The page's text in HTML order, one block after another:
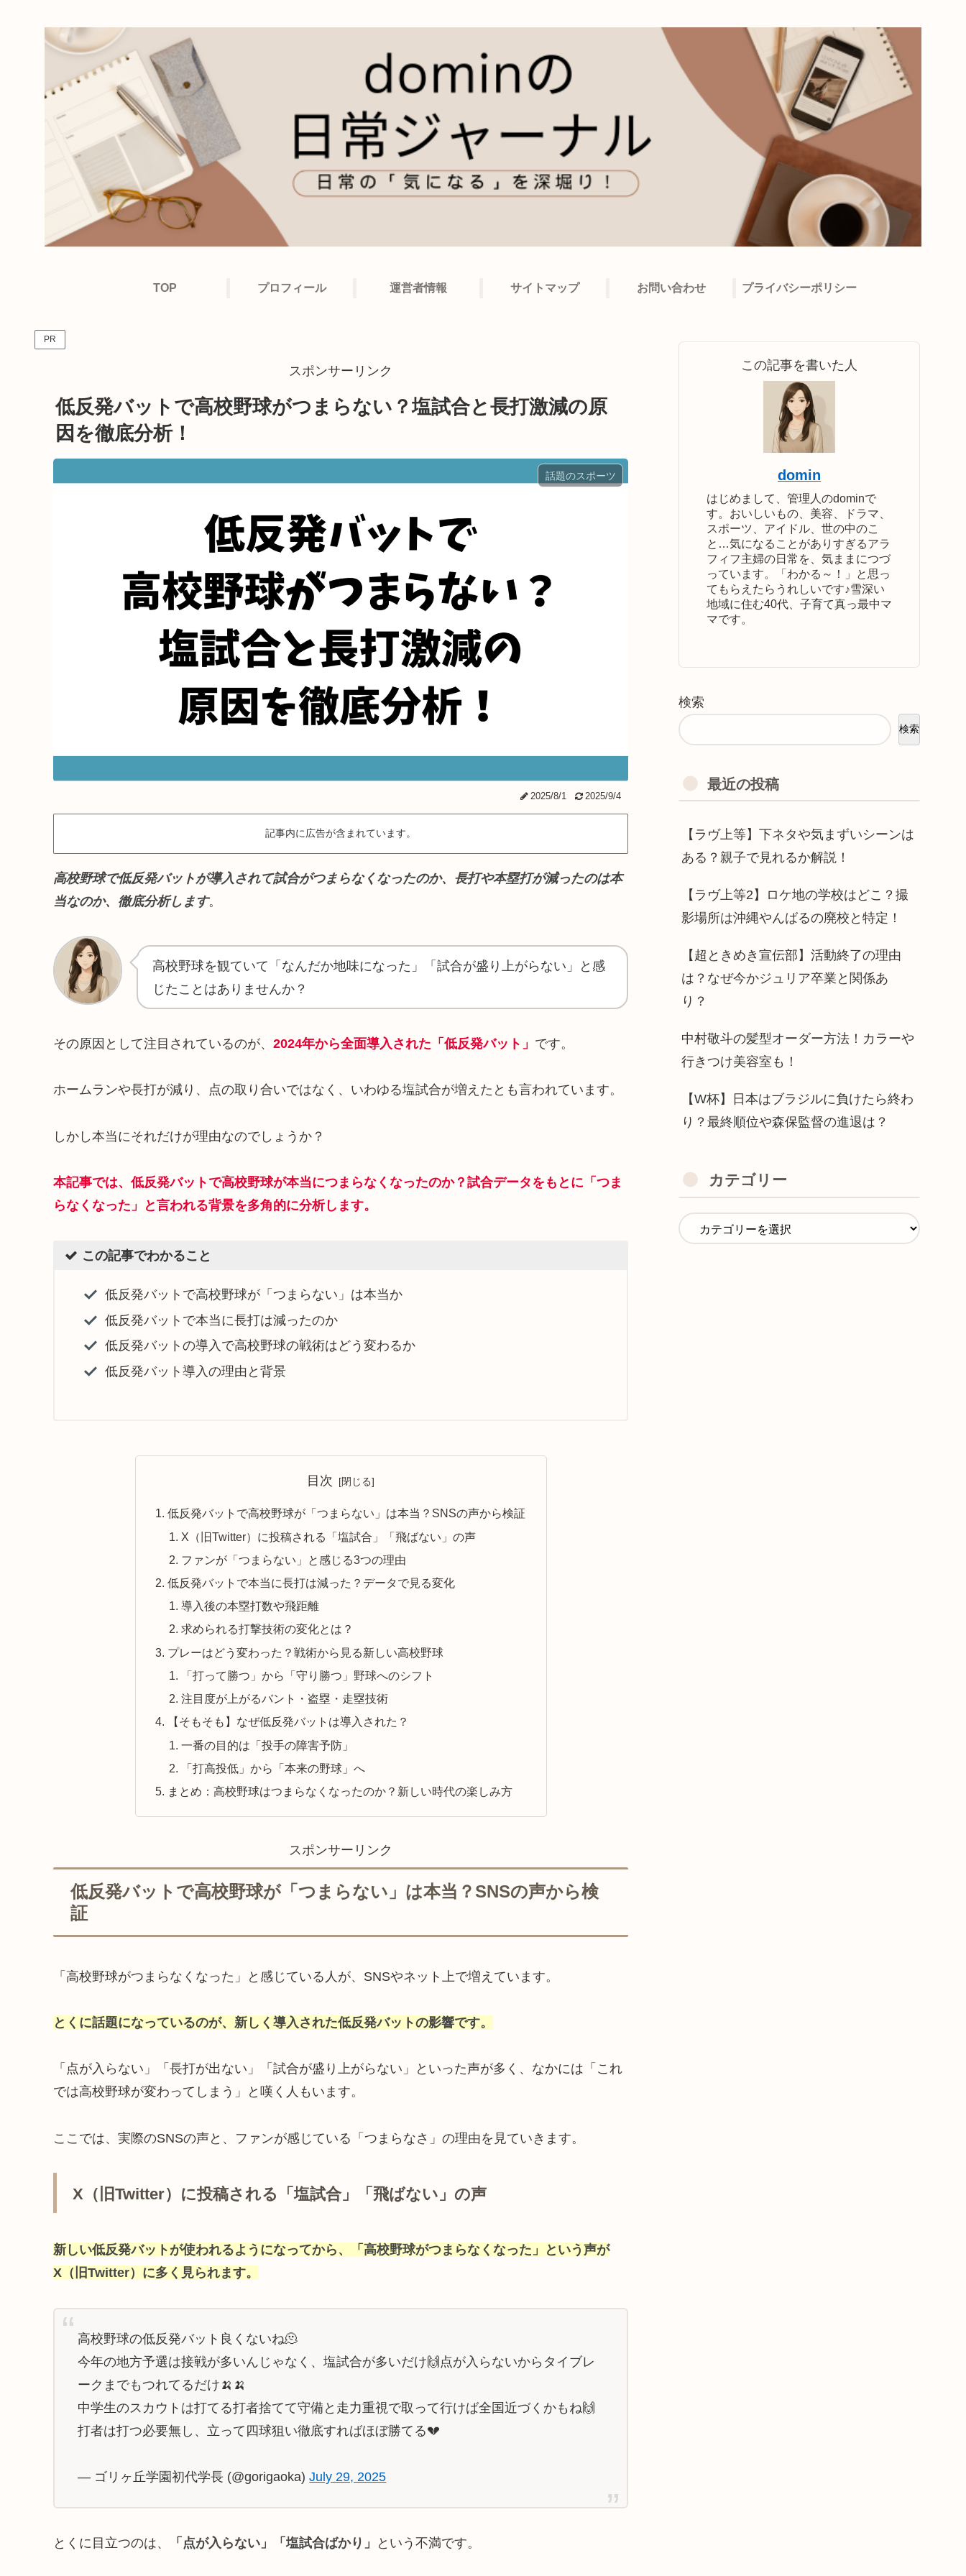
TOP プロフィール 運営者情報 サイトマップ お問い合わせ プライバシーポリシー
PR
スポンサーリンク
低反発バットで高校野球がつまらない？塩試合と長打激減の原
因を徹底分析！
話題のスポーツ
2025/8/1 2025/9/4
記事内に広告が含まれています。
高校野球で低反発バットが導入されて試合がつまらなくなったのか、長打や本塁打が減ったのは本
当なのか、徹底分析します。
高校野球を観ていて「なんだか地味になった」「試合が盛り上がらない」と感
じたことはありませんか？
その原因として注目されているのが、 2024年から全面導入された「低反発バット」 です。
ホームランや長打が減り、点の取り合いではなく、いわゆる塩試合が増えたとも言われています。
しかし本当にそれだけが理由なのでしょうか？
本記事では、低反発バットで高校野球が本当につまらなくなったのか？試合データをもとに「つま
らなくなった」と言われる背景を多角的に分析します。
この記事でわかること
低反発バットで高校野球が「つまらない」は本当か
低反発バットで本当に長打は減ったのか
低反発バットの導入で高校野球の戦術はどう変わるか
低反発バット導入の理由と背景
目次
低反発バットで高校野球が「つまらない」は本当？SNSの声から検証
X（旧Twitter）に投稿される「塩試合」「飛ばない」の声
ファンが「つまらない」と感じる3つの理由
低反発バットで本当に長打は減った？データで見る変化
導入後の本塁打数や飛距離
求められる打撃技術の変化とは？
プレーはどう変わった？戦術から見る新しい高校野球
「打って勝つ」から「守り勝つ」野球へのシフト
注目度が上がるバント・盗塁・走塁技術
【そもそも】なぜ低反発バットは導入された？
一番の目的は「投手の障害予防」
「打高投低」から「本来の野球」へ
まとめ：高校野球はつまらなくなったのか？新しい時代の楽しみ方
スポンサーリンク
低反発バットで高校野球が「つまらない」は本当？SNSの声から検
証
「高校野球がつまらなくなった」と感じている人が、SNSやネット上で増えています。
とくに話題になっているのが、新しく導入された低反発バットの影響です。
「点が入らない」「長打が出ない」「試合が盛り上がらない」といった声が多く、なかには「これ
では高校野球が変わってしまう」と嘆く人もいます。
ここでは、実際のSNSの声と、ファンが感じている「つまらなさ」の理由を見ていきます。
X（旧Twitter）に投稿される「塩試合」「飛ばない」の声
新しい低反発バットが使われるようになってから、「高校野球がつまらなくなった」という声が
X（旧Twitter）に多く見られます。
高校野球の低反発バット良くないね🫠
今年の地方予選は接戦が多いんじゃなく、塩試合が多いだけ🙌点が入らないからタイブレ
ークまでもつれてるだけ🍌🍌
中学生のスカウトは打てる打者捨てて守備と走力重視で取って行けば全国近づくかもね🙌
打者は打つ必要無し、立って四球狙い徹底すればほぼ勝てる💔
— ゴリヶ丘学園初代学長 (@gorigaoka)July 29, 2025
とくに目立つのは、 「点が入らない」「塩試合ばかり」 という不満です。
この記事を書いた人
domin
はじめまして、管理人のdominで
す。おいしいもの、美容、ドラマ、
スポーツ、アイドル、世の中のこ
と…気になることがありすぎるアラ
フィフ主婦の日常を、気ままにつづ
っています。「わかる～！」と思っ
てもらえたらうれしいです♪雪深い
地域に住む40代、子育て真っ最中マ
マです。
検索
検索
最近の投稿
【ラヴ上等】下ネタや気まずいシーンは
ある？親子で見れるか解説！
【ラヴ上等2】ロケ地の学校はどこ？撮
影場所は沖縄やんばるの廃校と特定！
【超ときめき宣伝部】活動終了の理由
は？なぜ今かジュリア卒業と関係あ
り？
中村敬斗の髪型オーダー方法！カラーや
行きつけ美容室も！
【W杯】日本はブラジルに負けたら終わ
り？最終順位や森保監督の進退は？
カテゴリー